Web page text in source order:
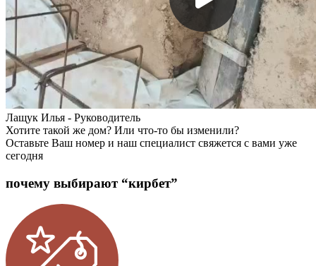
Лащук Илья - Руководитель
Хотите такой же дом? Или что-то бы изменили?
Оставьте Ваш номер и наш специалист свяжется с вами уже
сегодня
почему выбирают “кирбет”